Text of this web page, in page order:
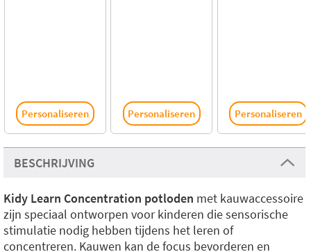
Personaliseren Personaliseren Personaliseren
BESCHRIJVING
Kidy Learn Concentration potloden met kauwaccessoire
zijn speciaal ontworpen voor kinderen die sensorische
stimulatie nodig hebben tijdens het leren of
concentreren. Kauwen kan de focus bevorderen en